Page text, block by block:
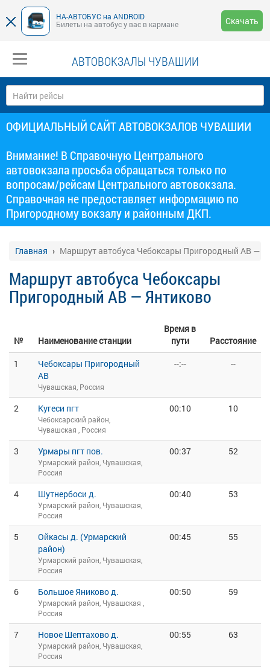
НА-АВТОБУС на ANDROID
Билеты на автобус у вас в кармане
Скачать
АВТОВОКЗАЛЫ ЧУВАШИИ
ОФИЦИАЛЬНЫЙ САЙТ АВТОВОКЗАЛОВ ЧУВАШИИ
Внимание! В Справочную Центрального
автовокзала просьба обращаться только по
вопросам/рейсам Центрального автовокзала.
Справочная не предоставляет информацию по
Пригородному вокзалу и районным ДКП.
Главная Маршрут автобуса Чебоксары Пригородный АВ —
Маршрут автобуса Чебоксары
Пригородный АВ — Янтиково
№ Наименование станции
Время в
пути
Расстояние
1
Чебоксары Пригородный
АВ
Чувашская, Россия
--:-- --
2 Кугеси пгт
Чебоксарский район,
Чувашская , Россия
00:10 10
3 Урмары пгт пов.
Урмарский район, Чувашская,
Россия
00:37 52
4 Шутнербоси д.
Урмарский район, Чувашская,
Россия
00:40 53
5
Ойкасы д. (Урмарский
район)
Урмарский район, Чувашская,
Россия
00:45 55
6 Большое Яниково д.
Урмарский район, Чувашская ,
Россия
00:50 59
7 Новое Шептахово д.
Урмарский район, Чувашская,
Россия
00:55 63